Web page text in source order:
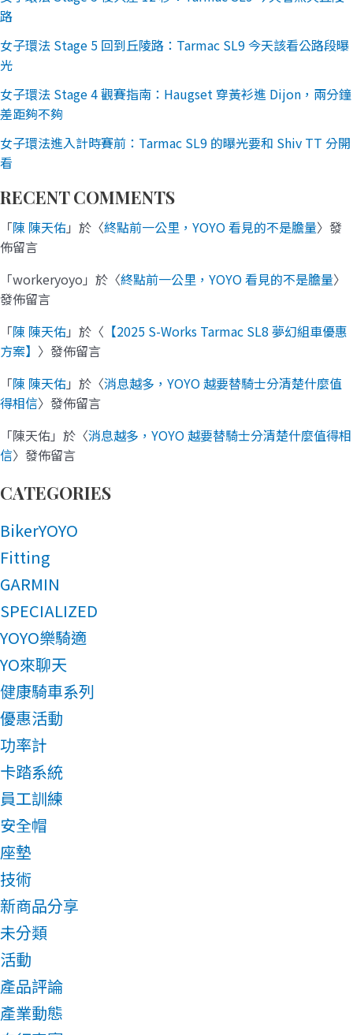
路
女子環法 Stage 5 回到丘陵路：Tarmac SL9 今天該看公路段曝
光
女子環法 Stage 4 觀賽指南：Haugset 穿黃衫進 Dijon，兩分鐘
差距夠不夠
女子環法進入計時賽前：Tarmac SL9 的曝光要和 Shiv TT 分開
看
RECENT COMMENTS
「陳 陳天佑」於〈終點前一公里，YOYO 看見的不是膽量〉發
佈留言
「workeryoyo 」於〈終點前一公里，YOYO 看見的不是膽量〉
發佈留言
「陳 陳天佑」於〈 【2025 S-Works Tarmac SL8 夢幻組車優惠
方案】 〉發佈留言
「陳 陳天佑」於〈消息越多，YOYO 越要替騎士分清楚什麼值
得相信〉發佈留言
「陳天佑」於〈消息越多，YOYO 越要替騎士分清楚什麼值得相
信〉發佈留言
CATEGORIES
BikerYOYO
Fitting
GARMIN
SPECIALIZED
YOYO樂騎適
YO來聊天
健康騎車系列
優惠活動
功率計
卡踏系統
員工訓練
安全帽
座墊
技術
新商品分享
未分類
活動
產品評論
產業動態